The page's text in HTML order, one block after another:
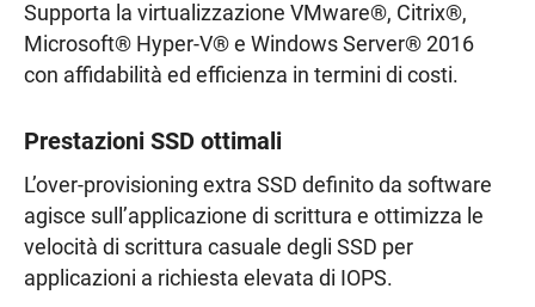
Supporta la virtualizzazione VMware®, Citrix®,
Microsoft® Hyper-V® e Windows Server® 2016
con affidabilità ed efficienza in termini di costi.
Prestazioni SSD ottimali
L’over-provisioning extra SSD definito da software
agisce sull’applicazione di scrittura e ottimizza le
velocità di scrittura casuale degli SSD per
applicazioni a richiesta elevata di IOPS.